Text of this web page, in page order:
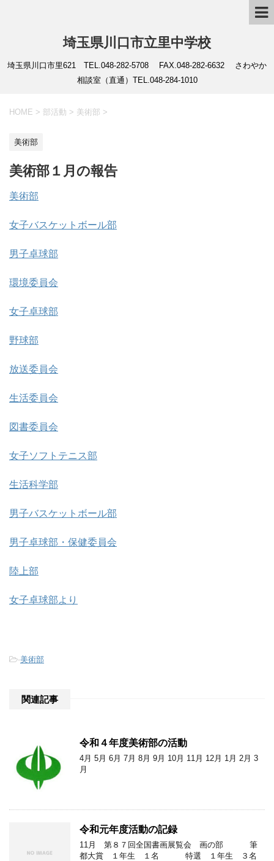
埼玉県川口市立里中学校
埼玉県川口市里621 TEL.048-282-5708 FAX.048-282-6632 さわやか
相談室（直通）TEL.048-284-1010
HOME > 部活動 > 美術部 >
美術部
美術部１月の報告
美術部
女子バスケットボール部
男子卓球部
環境委員会
女子卓球部
野球部
放送委員会
生活委員会
図書委員会
女子ソフトテニス部
生活科学部
男子バスケットボール部
男子卓球部・保健委員会
陸上部
女子卓球部より
-美術部
関連記事
令和４年度美術部の活動
4月 5月 6月 7月 8月 9月 10月 11月 12月 1月 2月 3
月
令和元年度活動の記録
11月 第８７回全国書画展覧会 画の部 筆
都大賞 １年生 １名 特選 １年生 ３名